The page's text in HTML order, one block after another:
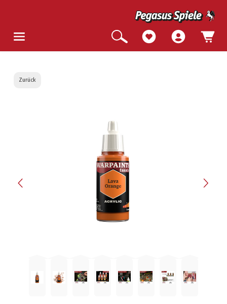
Zurück